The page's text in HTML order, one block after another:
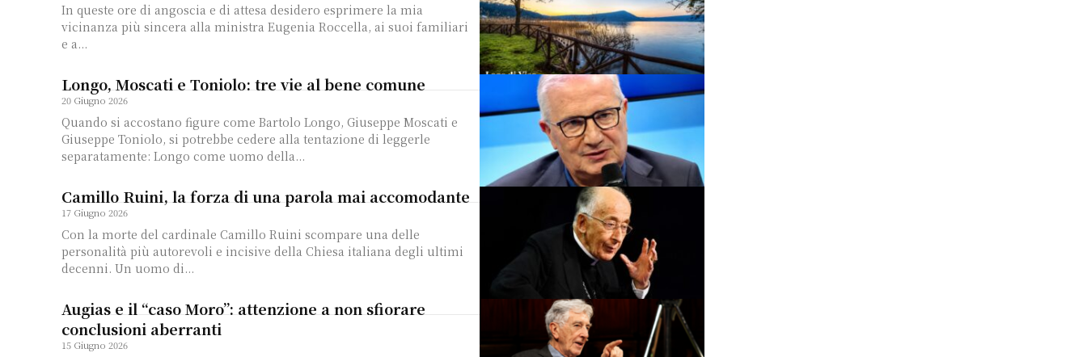
In queste ore di angoscia e di attesa desidero esprimere la mia
vicinanza più sincera alla ministra Eugenia Roccella, ai suoi familiari
e a...
Longo, Moscati e Toniolo: tre vie al bene comune
20 Giugno 2026
Quando si accostano figure come Bartolo Longo, Giuseppe Moscati e
Giuseppe Toniolo, si potrebbe cedere alla tentazione di leggerle
separatamente: Longo come uomo della...
Camillo Ruini, la forza di una parola mai accomodante
17 Giugno 2026
Con la morte del cardinale Camillo Ruini scompare una delle
personalità più autorevoli e incisive della Chiesa italiana degli ultimi
decenni. Un uomo di...
Augias e il “caso Moro”: attenzione a non sfiorare
conclusioni aberranti
15 Giugno 2026